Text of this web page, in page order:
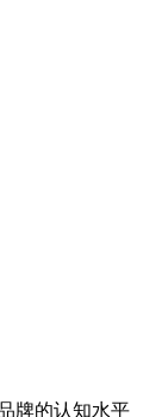
牌的认知水平